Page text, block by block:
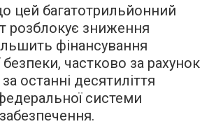
цей багатотрильйонний
розблокує зниження
фінансування
безпеки, частково за рахунок
останні десятиліття
системи